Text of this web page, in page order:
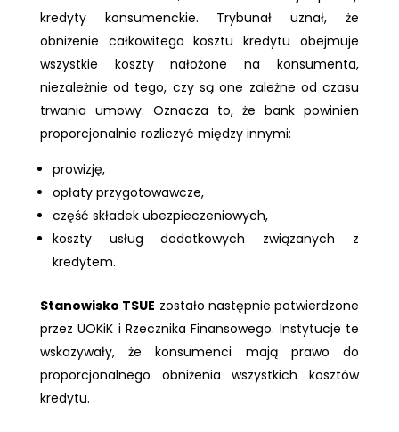
kredyty konsumenckie. Trybunał uznał, że
obniżenie całkowitego kosztu kredytu obejmuje
wszystkie koszty nałożone na konsumenta,
niezależnie od tego, czy są one zależne od czasu
trwania umowy. Oznacza to, że bank powinien
proporcjonalnie rozliczyć między innymi:
prowizję,
opłaty przygotowawcze,
część składek ubezpieczeniowych,
koszty usług dodatkowych związanych z
kredytem.
Stanowisko TSUE zostało następnie potwierdzone
przez UOKiK i Rzecznika Finansowego. Instytucje te
wskazywały, że konsumenci mają prawo do
proporcjonalnego obniżenia wszystkich kosztów
kredytu.